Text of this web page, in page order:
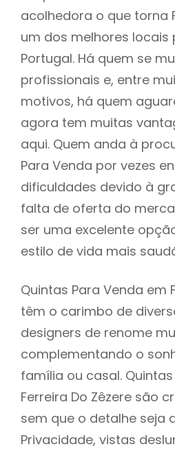
acolhedora o que torna
um dos melhores locais
Portugal. Há quem se
profissionais e, entre
motivos, há quem
agora tem muitas
aqui. Quem anda à
Para Venda por vezes
dificuldades devido à
falta de oferta do
ser uma excelente
estilo de vida mais
Quintas Para Venda em
têm o carimbo de
designers de renome
complementando o
família ou casal.
Ferreira Do Zêzere são
sem que o detalhe seja
Privacidade, vistas